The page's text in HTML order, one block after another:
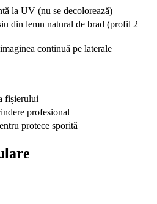
la UV (nu se decolorează)
din lemn natural de brad (profil 2
continuă pe laterale
fișierului
profesional
protece sporită